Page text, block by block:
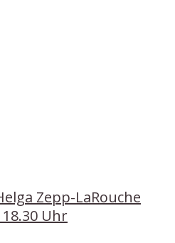
Zepp-LaRouche
18.30 Uhr